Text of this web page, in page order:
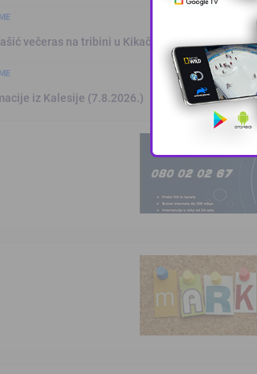
večeras na tribini u Kikačima
iz Kalesije (7.8.2026.)